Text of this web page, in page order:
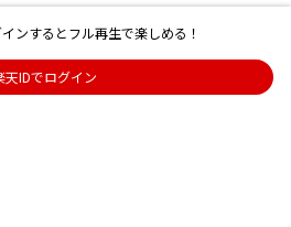
ンするとフル再生で楽しめる！
天IDでログイン